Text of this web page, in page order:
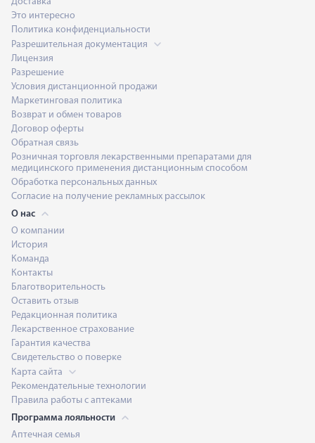
Это интересно
Политика конфиденциальности
Разрешительная документация
Лицензия
Разрешение
Условия дистанционной продажи
Маркетинговая политика
Возврат и обмен товаров
Договор оферты
Обратная связь
Розничная торговля лекарственными препаратами для
медицинского применения дистанционным способом
Обработка персональных данных
Согласие на получение рекламных рассылок
О нас
О компании
История
Команда
Контакты
Благотворительность
Оставить отзыв
Редакционная политика
Лекарственное страхование
Гарантия качества
Свидетельство о поверке
Карта сайта
Рекомендательные технологии
Правила работы с аптеками
Программа лояльности
Аптечная семья